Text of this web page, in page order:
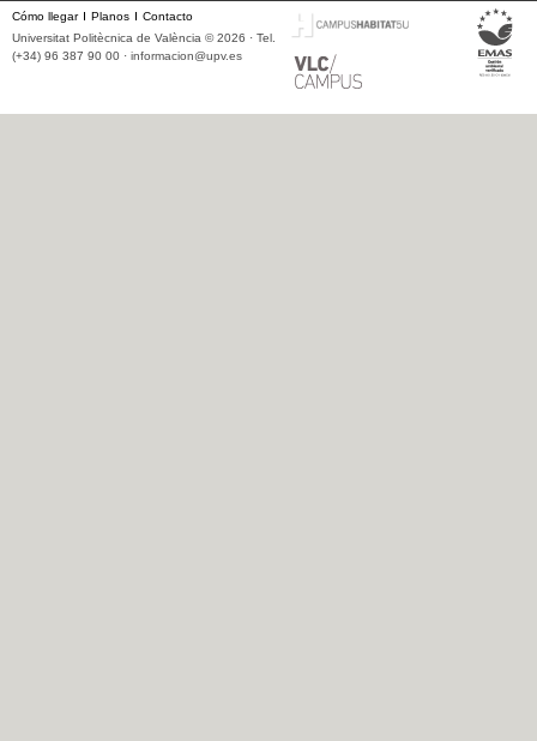
Cómo llegar Planos
Contacto
Universitat Politècnica de València © 2026 · Tel.
(+34) 96 387 90 00 · informacion@upv.es